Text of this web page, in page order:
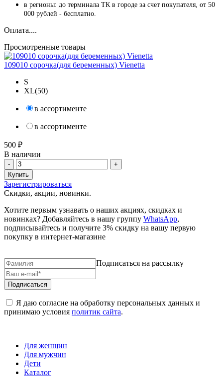
в регионы: до терминала ТК в городе за счет покупателя, от 50
000 рублей - бесплатно.
Оплата....
Просмотренные товары
109010 сорочка(для беременных) Vienetta
S
XL(50)
в ассортименте
в ассортименте
500 ₽
В наличии
Зарегистрироваться
Скидки, акции, новинки.
Хотите первым узнавать о наших акциях, скидках и
новинках? Добавляйтесь в нашу группу WhatsApp,
подписывайтесь и получите 3% скидку на вашу первую
покупку в интернет-магазине
Подписаться на рассылку
Я даю согласие на обработку персональных данных и
принимаю условия политик сайта.
Для женщин
Для мужчин
Дети
Каталог